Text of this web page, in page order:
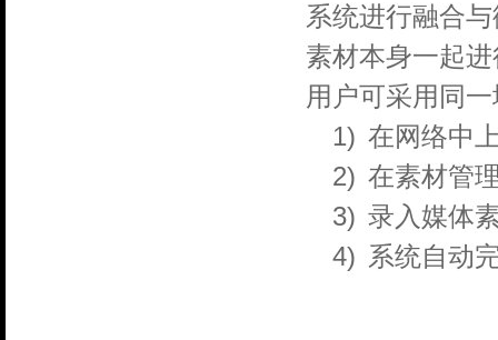
系统进行融合
素材本身一起
用户可采用同
1) 在网络中
2) 在素材管
3) 录入媒体
4) 系统自动